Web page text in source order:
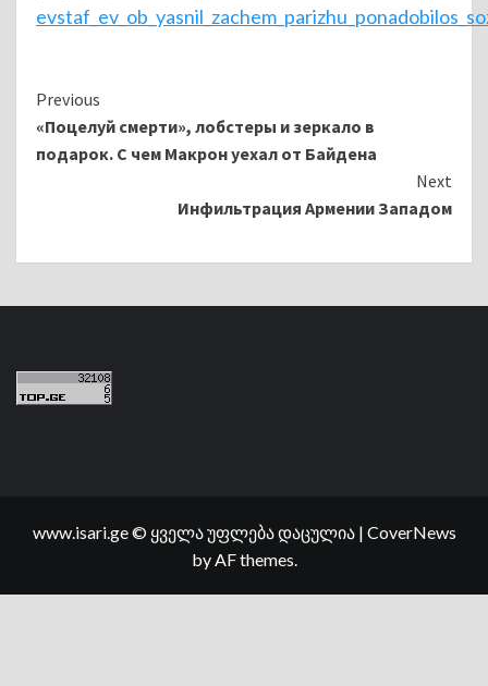
Continue
Reading
Previous
«Поцелуй смерти», лобстеры и зеркало в
подарок. С чем Макрон уехал от Байдена
Next
Инфильтрация Армении Западом
www.isari.ge © ყველა უფლება დაცულია | CoverNews
by AF themes.